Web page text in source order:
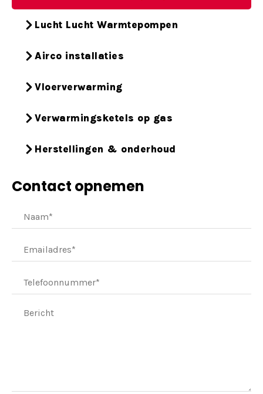
Lucht Lucht Warmtepompen
Airco installaties
Vloerverwarming
Verwarmingsketels op gas
Herstellingen & onderhoud
Contact opnemen